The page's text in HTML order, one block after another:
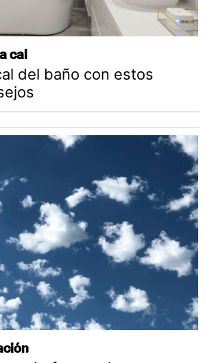
cal
del baño con estos